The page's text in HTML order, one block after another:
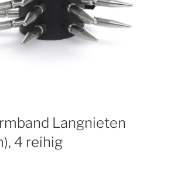
Langnieten
4 reihig